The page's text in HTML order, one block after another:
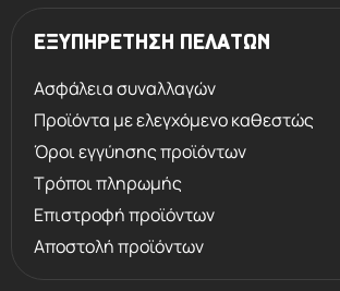
ΕΞΥΠΗΡΕΤΗΣΗ ΠΕΛΑΤΩΝ
Ασφάλεια συναλλαγών
Προϊόντα με ελεγχόμενο καθεστώς
Όροι εγγύησης προϊόντων
Τρόποι πληρωμής
Επιστροφή προϊόντων
Αποστολή προϊόντων